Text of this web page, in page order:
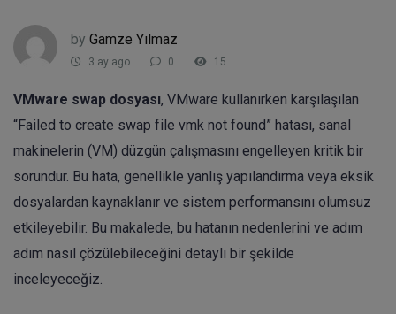
by Gamze Yılmaz
3 ay ago 0 15
VMware swap dosyası, VMware kullanırken karşılaşılan
“Failed to create swap file vmk not found” hatası, sanal
makinelerin (VM) düzgün çalışmasını engelleyen kritik bir
sorundur. Bu hata, genellikle yanlış yapılandırma veya eksik
dosyalardan kaynaklanır ve sistem performansını olumsuz
etkileyebilir. Bu makalede, bu hatanın nedenlerini ve adım
adım nasıl çözülebileceğini detaylı bir şekilde
inceleyeceğiz.